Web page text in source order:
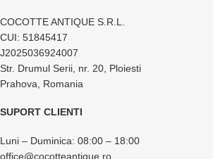
COCOTTE ANTIQUE S.R.L.
CUI: 51845417
J2025036924007
Str. Drumul Serii, nr. 20, Ploiesti
Prahova, Romania
SUPORT CLIENTI
Luni – Duminica: 08:00 – 18:00
office@cocotteantique.ro